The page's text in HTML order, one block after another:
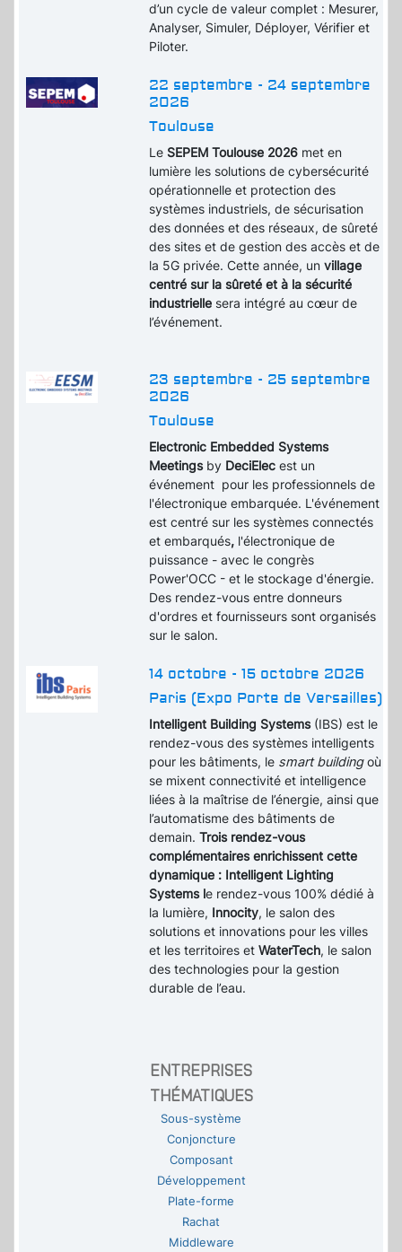
d’un cycle de valeur complet : Mesurer,
Analyser, Simuler, Déployer, Vérifier et
Piloter.
22 septembre - 24 septembre
2026
Toulouse
Le SEPEM Toulouse 2026 met en
lumière les solutions de cybersécurité
opérationnelle et protection des
systèmes industriels, de sécurisation
des données et des réseaux, de sûreté
des sites et de gestion des accès et de
la 5G privée. Cette année, unvillage
centré sur la sûreté et à la sécurité
industrielle sera intégré au cœur de
l’événement.
23 septembre - 25 septembre
2026
Toulouse
Electronic Embedded Systems
Meetingsby DeciElecest un
événement pour les professionnels de
l'électronique embarquée. L'événement
est centré sur les systèmes connectés
et embarqués, l'électronique de
puissance - avec le congrès
Power'OCC - et le stockage d'énergie.
Des rendez-vous entre donneurs
d'ordres et fournisseurs sont organisés
sur le salon.
14 octobre - 15 octobre 2026
Paris (Expo Porte de Versailles)
Intelligent Building Systems(IBS) est le
rendez-vous des systèmes intelligents
pour les bâtiments, le smart buildingoù
se mixent connectivité et intelligence
liées à la maîtrise de l’énergie, ainsi que
l’automatisme des bâtiments de
demain.Trois rendez-vous
complémentaires enrichissent cette
dynamique : Intelligent Lighting
Systems le rendez-vous 100% dédié à
la lumière, Innocity, le salon des
solutions et innovations pour les villes
et les territoires etWaterTech, le salon
des technologies pour la gestion
durable de l’eau.
ENTREPRISES
THÉMATIQUES
Sous-système
Conjoncture
Composant
Développement
Plate-forme
Rachat
Middleware